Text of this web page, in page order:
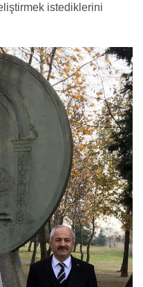
istediklerini